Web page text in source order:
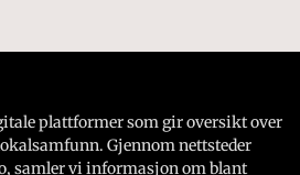
plattformer som gir oversikt over
Gjennom nettsteder
samler vi informasjon om blant